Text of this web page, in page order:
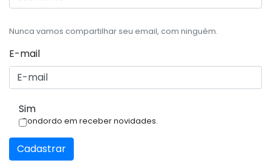
Nunca vamos compartilhar seu email, com ninguém.
E-mail
Sim
Condordo em receber novidades.
Cadastrar